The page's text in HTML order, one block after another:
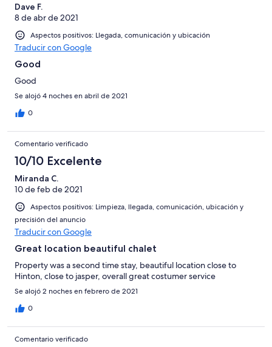
Dave F.
8 de abr de 2021
Aspectos positivos: Llegada, comunicación y ubicación
Traducir con Google
Good
Good
Se alojó 4 noches en abril de 2021
0
Comentario verificado
10/10 Excelente
Miranda C.
10 de feb de 2021
Aspectos positivos: Limpieza, llegada, comunicación, ubicación y
precisión del anuncio
Traducir con Google
Great location beautiful chalet
Property was a second time stay, beautiful location close to
Hinton, close to jasper, overall great costumer service
Se alojó 2 noches en febrero de 2021
0
Comentario verificado